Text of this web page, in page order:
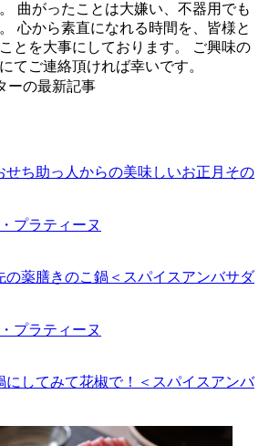
曲がったことは大嫌い、不器用でも
心から素直になれる時間を、皆様と
とを大事にしております。 ご興味の
てご連絡頂ければ幸いです。
せち助っ人からの美味しいお正月その
プラティーヌ
の薬膳きのこ鍋＜スパイスアンバサダ
プラティーヌ
にしてみて花椒で！＜スパイスアンバ